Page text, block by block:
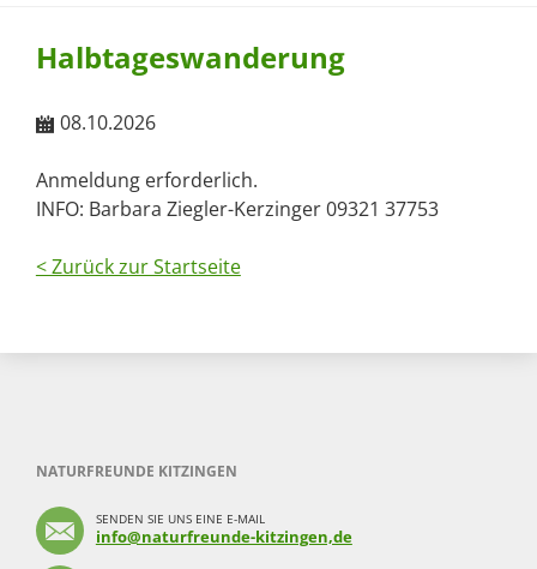
Halbtageswanderung
08.10.2026
Anmeldung erforderlich.
INFO: Barbara Ziegler-Kerzinger 09321 37753
< Zurück zur Startseite
NATURFREUNDE KITZINGEN
SENDEN SIE UNS EINE E-MAIL
info@naturfreunde-kitzingen,de